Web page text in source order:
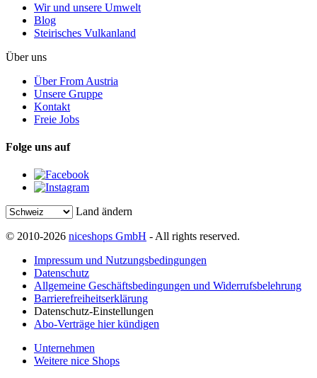
Wir und unsere Umwelt
Blog
Steirisches Vulkanland
Über uns
Über From Austria
Unsere Gruppe
Kontakt
Freie Jobs
Folge uns auf
Land ändern
© 2010-2026 niceshops GmbH - All rights reserved.
Impressum und Nutzungsbedingungen
Datenschutz
Allgemeine Geschäftsbedingungen und Widerrufsbelehrung
Barrierefreiheitserklärung
Datenschutz-Einstellungen
Abo-Verträge hier kündigen
Unternehmen
Weitere nice Shops